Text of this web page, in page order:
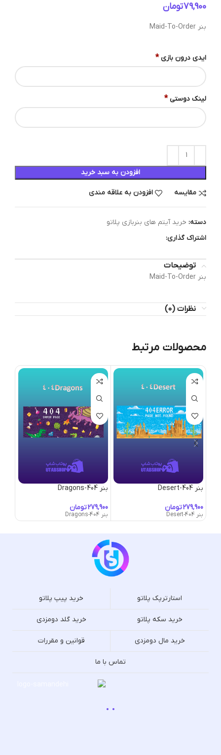
تومان
بنر Maid-To-Order
ایدی درون بازی *
لینک دوستی *
افزودن به سبد خرید
مقایسه افزودن به علاقه مندی
دسته: خرید آیتم های بنربازی پلاتو
اشتراک گذاری:
توضیحات
بنر Maid-To-Order
نظرات (0)
محصولات مرتبط
بنر 404-Desert
تومان
بنر 404-Desert
بنر 404-Dragons
تومان
بنر 404-Dragons
استارترپک پلاتو خرید پیپ پلاتو
خرید سکه پلاتو خرید گلد دومزدی
خرید مال دومزدی قوانین و مقررات
تماس با ما